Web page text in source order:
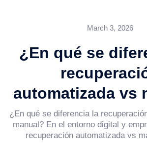
March 3, 2026
¿En qué se
automatizada vs
¿En qué se diferencia la
manual? En el entorno digital y
recuperación automatizada vs